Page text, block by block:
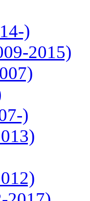
)
2015)
)